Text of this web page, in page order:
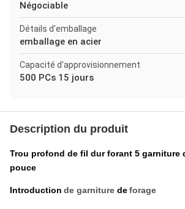
Négociable
Détails d'emballage
emballage en acier
Capacité d'approvisionnement
500 PCs 15 jours
Description du produit
Trou profond de fil dur forant 5 garniture
pouce
Introduction de garniture deforage